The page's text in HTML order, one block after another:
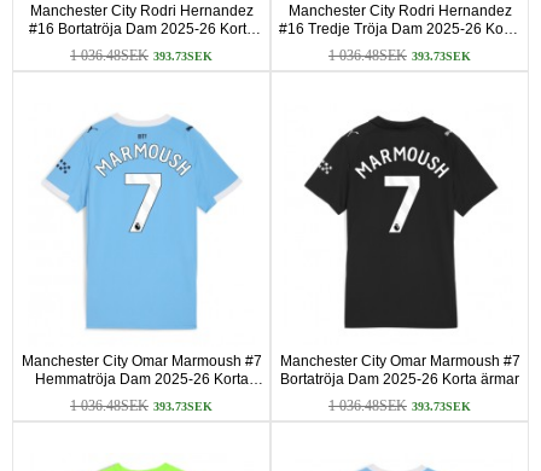
Manchester City Rodri Hernandez
#16 Bortatröja Dam 2025-26 Korta
ärmar
1 036.48SEK 393.73SEK
Manchester City Rodri Hernandez
#16 Tredje Tröja Dam 2025-26 Korta
ärmar
1 036.48SEK 393.73SEK
Manchester City Omar Marmoush #7
Hemmatröja Dam 2025-26 Korta
ärmar
1 036.48SEK 393.73SEK
Manchester City Omar Marmoush #7
Bortatröja Dam 2025-26 Korta ärmar
1 036.48SEK 393.73SEK